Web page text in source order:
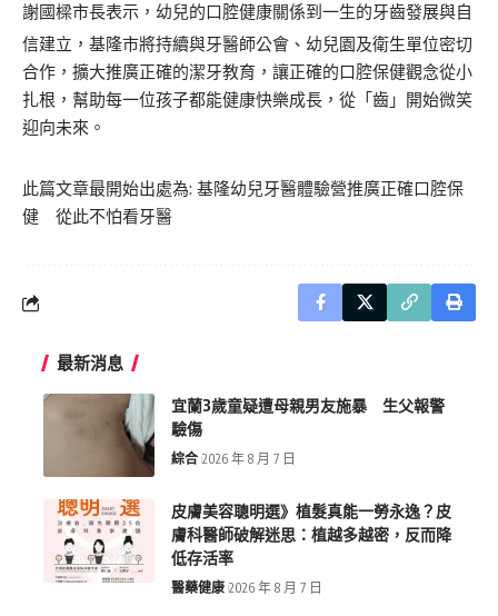
謝國樑市長表示，幼兒的口腔健康關係到一生的牙齒發展與自
信建立，基隆市將持續與牙醫師公會、幼兒園及衛生單位密切
合作，擴大推廣正確的潔牙教育，讓正確的口腔保健觀念從小
扎根，幫助每一位孩子都能健康快樂成長，從「齒」開始微笑
迎向未來。
此篇文章最開始出處為: 基隆幼兒牙醫體驗營推廣正確口腔保
健 從此不怕看牙醫
最新消息
宜蘭3歲童疑遭母親男友施暴 生父報警
驗傷
綜合 2026 年 8 月 7 日
皮膚美容聰明選》植髮真能一勞永逸？皮
膚科醫師破解迷思：植越多越密，反而降
低存活率
醫藥健康 2026 年 8 月 7 日